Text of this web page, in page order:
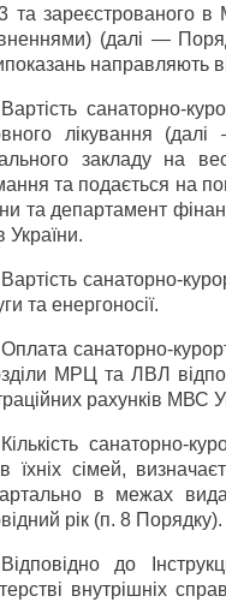
зареєстрованого в
(далі —
направляють
Вартість санаторно-
лікування
закладу на
та подається на
та департамент
України.
Вартість санаторно-
та енергоносії.
Оплата санаторно-
МРЦ та ЛВЛ
рахунків МВС
Кількість санаторно-
їхніх сімей,
в межах
рік (п. 8 Порядку).
Відповідно до
внутрішніх